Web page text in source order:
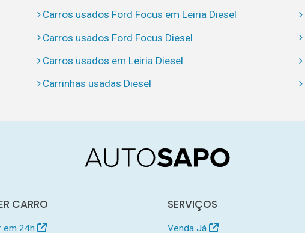
Carros usados Ford Focus em Leiria Diesel
Carros usados Ford Focus Diesel
Carros usados em Leiria Diesel
Carrinhas usadas Diesel
CARRO
em 24h
SERVIÇOS
Venda Já